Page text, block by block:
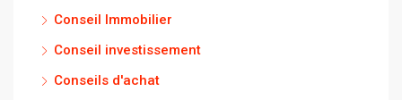
Conseil Immobilier
Conseil investissement
Conseils d'achat